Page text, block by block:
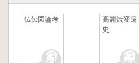
仏伝図論考
高麗焼変遷
史